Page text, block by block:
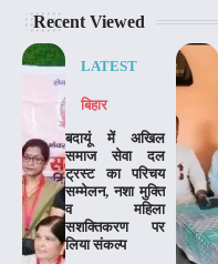
Recent Viewed
LATEST
बिहार
बदायूं में अखिल
समाज सेवा दल
ट्रस्ट का परिचय
सम्मेलन, नशा मुक्ति
व महिला
सशक्तिकरण पर
लिया संकल्प